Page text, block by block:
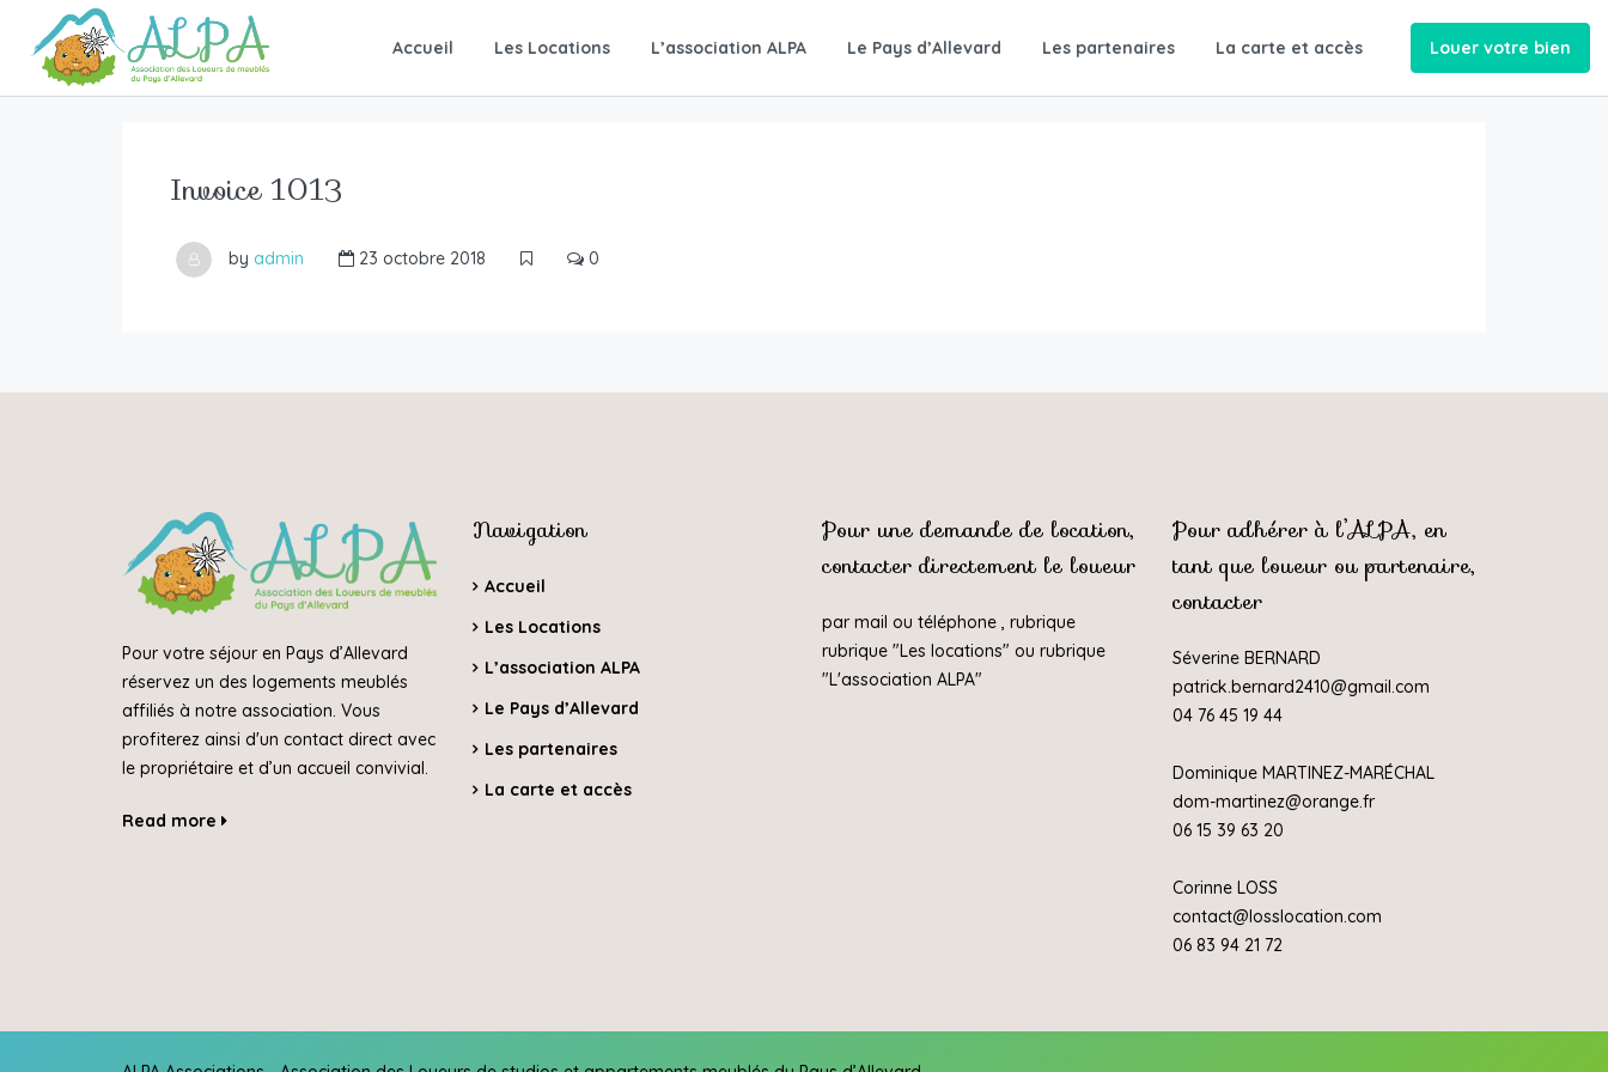
Accueil Les Locations L’association ALPA Le Pays d’Allevard Les partenaires La carte et accès Louer votre bien
Invoice 1013
by admin 23 octobre 2018 0
Pour votre séjour en Pays d’Allevard
réservez un des logements meublés
affiliés à notre association. Vous
profiterez ainsi d'un contact direct avec
le propriétaire et d’un accueil convivial.
Read more
Navigation
Accueil
Les Locations
L’association ALPA
Le Pays d’Allevard
Les partenaires
La carte et accès
Pour une demande de location,
contacter directement le loueur
par mail ou téléphone , rubrique
rubrique "Les locations" ou rubrique
"L'association ALPA"
Pour adhérer à l’ALPA, en
tant que loueur ou partenaire,
contacter
Séverine BERNARD
patrick.bernard2410@gmail.com
04 76 45 19 44
Dominique MARTINEZ-MARÉCHAL
dom-martinez@orange.fr
06 15 39 63 20
Corinne LOSS
contact@losslocation.com
06 83 94 21 72